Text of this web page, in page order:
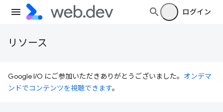
ログイン
リソース
Google I/O にご参加いただきありがとうございました。 オンデマ
ンドでコンテンツを視聴できます。